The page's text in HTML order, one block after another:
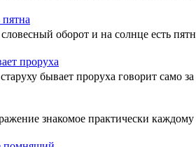
оборот и на солнце есть
проруха
бывает проруха говорит само
знакомое практически